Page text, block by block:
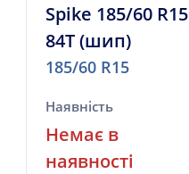
Spike 185/60 R15
84T (шип)
185/60 R15
Наявність
Немає в
наявності